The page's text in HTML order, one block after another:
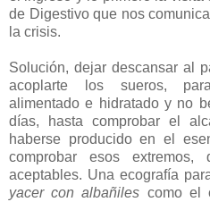
de Digestivo que nos
la crisis.
Solución, dejar descansar al
acoplarte los sueros,
alimentado e hidratado y no
días, hasta comprobar el
haberse producido en el
comprobar esos extremos,
aceptables. Una ecografía
yacer con albañiles como el